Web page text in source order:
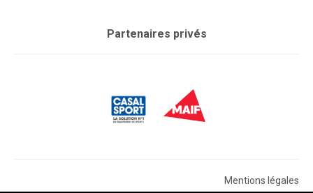
Partenaires privés
Mentions légales